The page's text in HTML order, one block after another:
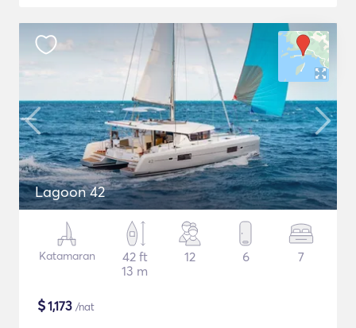
Lagoon 42
Katamaran
42 ft
13 m
12 6 7
$1,173 /nat